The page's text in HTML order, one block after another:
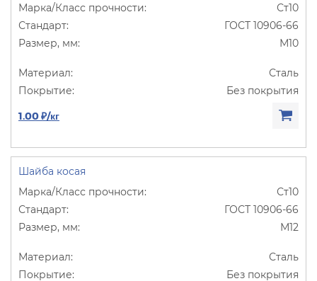
Ст10
ГОСТ 10906-66
М10
Сталь
Без покрытия
1.00 ₽/кг
Шайба косая
Ст10
ГОСТ 10906-66
М12
Сталь
Без покрытия